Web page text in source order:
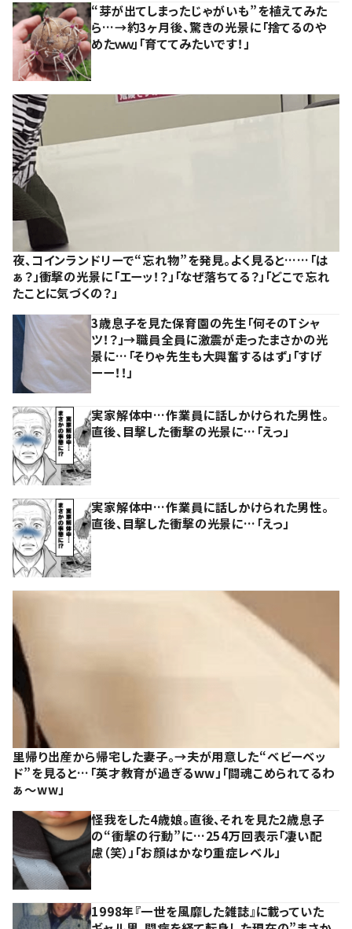
“芽が出てしまったじゃがいも”を植えてみた
ら…→約3ヶ月後、驚きの光景に「捨てるのや
めたｗｗ」「育ててみたいです！」
夜、コインランドリーで“忘れ物”を発見。よく見ると……「は
ぁ？」衝撃の光景に「エーッ！？」「なぜ落ちてる？」「どこで忘れ
たことに気づくの？」
3歳息子を見た保育園の先生「何そのTシャ
ツ！？」→職員全員に激震が走ったまさかの光
景に…「そりゃ先生も大興奮するはず」「すげ
ーー！！」
実家解体中…作業員に話しかけられた男性。
直後、目撃した衝撃の光景に…「えっ」
実家解体中…作業員に話しかけられた男性。
直後、目撃した衝撃の光景に…「えっ」
里帰り出産から帰宅した妻子。→夫が用意した“ベビーベッ
ド”を見ると…「英才教育が過ぎるww」「闘魂こめられてるわ
ぁ～ww」
怪我をした4歳娘。直後、それを見た2歳息子
の“衝撃の行動”に…254万回表示「凄い配
慮（笑）」「お顔はかなり重症レベル」
1998年『一世を風靡した雑誌』に載っていた